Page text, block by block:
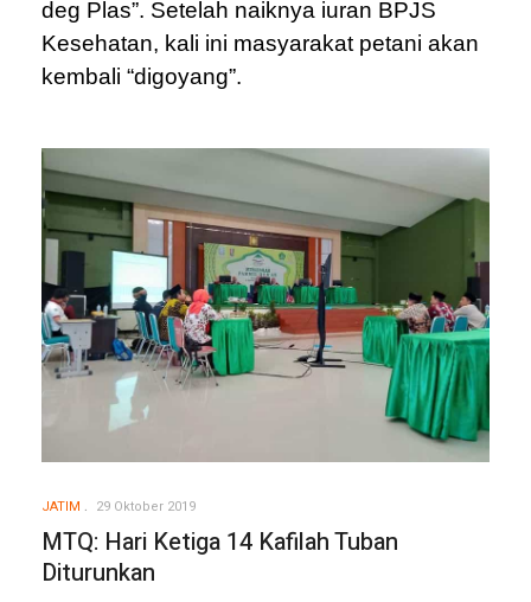
deg Plas”. Setelah naiknya iuran BPJS
Kesehatan, kali ini masyarakat petani akan
kembali “digoyang”.
JATIM 29 Oktober 2019
MTQ: Hari Ketiga 14 Kafilah Tuban
Diturunkan